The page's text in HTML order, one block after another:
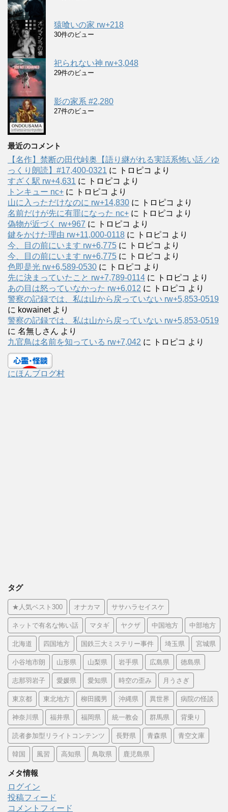
猿喰いの家 rw+218
30件のビュー
祀られない神 rw+3,048
29件のビュー
影の家系 #2,280
27件のビュー
最近のコメント
【名作】禁断の田代峠奥【語り継がれる実話系怖い話／ゆ
っくり朗読】#17,400-0321 に トロピコ より
すざく駅 rw+4,631 に トロピコ より
トンキュー nc+ に トロピコ より
山に入っただけなのに rw+14,830 に トロピコ より
名前だけが先に有罪になった nc+ に トロピコ より
偽物が近づく rw+967 に トロピコ より
鍵をかけた理由 rw+11,000-0118 に トロピコ より
今、目の前にいます rw+6,775 に トロピコ より
今、目の前にいます rw+6,775 に トロピコ より
色即是光 rw+6,589-0530 に トロピコ より
先に決まっていたこと rw+7,789-0114 に トロピコ より
あの目は怒っていなかった rw+6.012 に トロピコ より
警察の記録では、私は山から戻っていない rw+5,853-0519
に kowainetより
警察の記録では、私は山から戻っていない rw+5,853-0519
に 名無しさん より
九官鳥は名前を知っている rw+7,042 に トロピコ より
にほんブログ村
タグ
★人気ベスト300 オナカマ ササハラセイスケ
ネットで有名な怖い話 マタギ ヤクザ 中国地方 中部地方
北海道 四国地方 国鉄三大ミステリー事件 埼玉県 宮城県
小谷地市朗 山形県 山梨県 岩手県 広島県 徳島県
志那羽岩子 愛媛県 愛知県 時空の歪み 月うさぎ
東京都 東北地方 柳田國男 沖縄県 異世界 病院の怪談
神奈川県 福井県 福岡県 統一教会 群馬県 背乗り
読者参加型リライトコンテンツ 長野県 青森県 青空文庫
韓国 風習 高知県 鳥取県 鹿児島県
メタ情報
ログイン
投稿フィード
コメントフィード